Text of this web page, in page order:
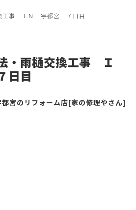
工事 ＩＮ 宇都宮 ７日目
・雨樋交換工事 Ｉ
目
都宮のリフォーム店[家の修理やさん]